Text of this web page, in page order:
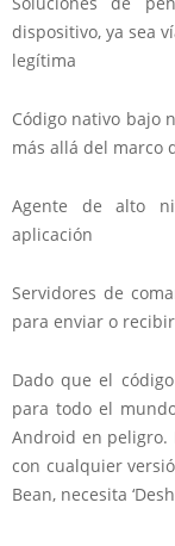
dispositivo, ya sea
legítima
Código nativo bajo
más allá del marco
Agente de alto
aplicación
Servidores de
para enviar o
Dado que el
para todo el
Android en peligro.
con cualquier
Bean, necesita